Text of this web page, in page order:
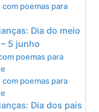
poemas para
Dia do meio
5 junho
poemas para
poemas para
Dia dos pais